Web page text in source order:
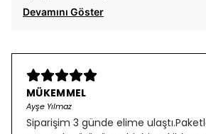
Devamını Göster
MÜKEMMEL
Ayşe Yılmaz
Siparişim 3 günde elime